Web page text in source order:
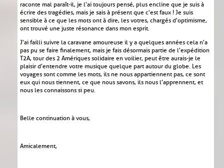
raconte mal paraît-il, je l'ai toujours pensé, plus encline que je suis à
écrire des tragédies, mais je sais à présent que c'est faux ! Je suis
sensible à ce que les mots ont à dire, les votres, chargés d'optimisme,
ont trouvé une juste résonance dans mon esprit.
J'ai failli suivre la caravane amoureuse il y a quelques années cela n'a
pas pu se faire finalement, mais je fais désormais partie de l'expédition
T2A, tour des 2 Amériques solidaire en voilier, peut être aurais-je le
plaisir d'entendre votre musique quelque part autour du globe. Les
voyages sont comme les mots, ils ne nous appartiennent pas, ce sont
eux qui nous tiennent, ce que nous savons, ils nous l'apprennent, et
nous les connaissons si peu.
Belle continuation à vous,
Amicalement,